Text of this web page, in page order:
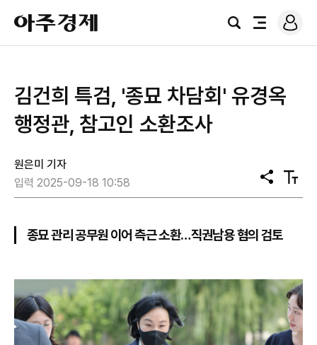
아
주
경
검
전
로
그
김건희 특검, '종묘 차담회' 유경옥
행정관, 참고인 소환조사
원은미 기자
입력 2025-09-18 10:58
공
유
텍
스
종묘 관리 공무원 이어 측근 소환…직권남용 혐의 검토